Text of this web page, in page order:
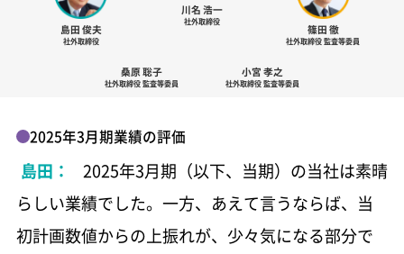
島田 俊夫
社外取締役
川名 浩一
社外取締役
篠田 徹
社外取締役 監査等委員
桑原 聡子
社外取締役 監査等委員
小宮 孝之
社外取締役 監査等委員
2025年3月期業績の評価
島田：
2025年3月期（以下、当期）の当社は素晴
らしい業績でした。一方、あえて言うならば、当
初計画数値からの上振れが、少々気になる部分で
特集：菓子・食品事業 「エンターテインメン
「ドラゴンボール Sparking! ZERO」におけるメ
特集：「アイドルマスター」シリーズ20周年
新たな価値を生んだ「学園アイドルマスター」
／ その先の未来に向けて進化する「アイドルマ
スター」シリーズ
681 KB
バンダイナムコグループを取り巻くリスクと
779 KB
バンダイナムコホールディングス取締役
765 KB